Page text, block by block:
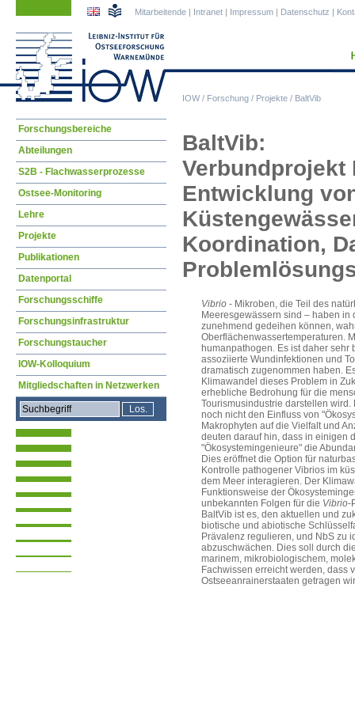
IOW/ Forschung / Projekte / BaltVib
Mitarbeitende | Intranet | Impressum | Datenschutz |
BaltVib:
Verbundprojekt
Entwicklung
Koordination,
Vibrio- Mikroben, die Teil des
Meeresgewässern sind – haben in
zunehmend gedeihen können,
Oberflächenwassertemperaturen.
humanpathogen. Es ist daher
assoziierte Wundinfektionen und
dramatisch zugenommen haben.
Klimawandel dieses Problem in
erhebliche Bedrohung für die
Tourismusindustrie darstellen
noch nicht den Einfluss von
Makrophyten auf die Vielfalt und
deuten darauf hin, dass in einigen
"Ökosystemingenieure" die
Dies eröffnet die Option für
Kontrolle pathogener Vibrios im
dem Meer interagieren. Der
Funktionsweise der
unbekannten Folgen für die Vibrio-
BaltVib ist es, den aktuellen und
biotische und abiotische
Prävalenz regulieren, und NbS zu
abzuschwächen. Dies soll durch
marinem, mikrobiologischem,
Fachwissen erreicht werden, dass
Ostseeanrainerstaaten getragen
Navigation
überspringen
Forschungsbereiche
Abteilungen
S2B - Flachwasserprozesse
Ostsee-Monitoring
Lehre
Projekte
Publikationen
Datenportal
Forschungsschiffe
Forschungsinfrastruktur
Forschungstaucher
IOW-Kolloquium
Mitgliedschaften in Netzwerken